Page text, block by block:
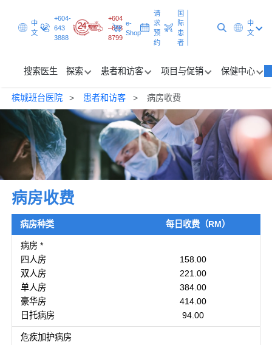
中
文
+604-
643
3888
+604
–643
8799
e-
Shop
请
求
预
约
国
际
患
者
中
文
搜索医生 探索 患者和访客 项目与促销 保健中心
探索
患者和访客
项目与促销
保健中心
槟城班台医院 患者和访客 病房收费
病房收费
病房种类 每日收费（RM）
病房 *
四人房
158.00
双人房
221.00
单人房
384.00
豪华房
414.00
日托病房
94.00
危疾加护病房